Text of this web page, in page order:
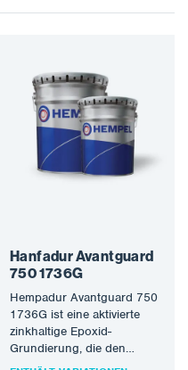
Hanfadur Avantguard
750 1736G
Hempadur Avantguard 750
1736G ist eine aktivierte
zinkhaltige Epoxid-
Grundierung, die den
Anforderungen der Stufe 2,